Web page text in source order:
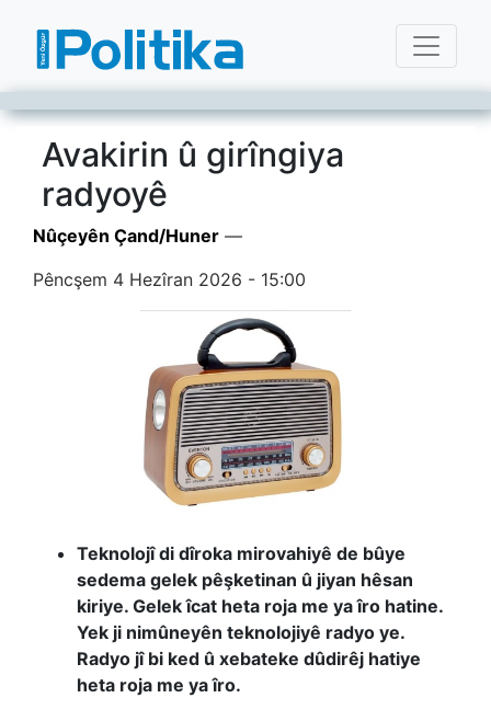
Avakirin û girîngiya
radyoyê
Nûçeyên Çand/Huner —
Pêncşem 4 Hezîran 2026 - 15:00
Teknolojî di dîroka mirovahiyê de bûye
sedema gelek pêşketinan û jiyan hêsan
kiriye. Gelek îcat heta roja me ya îro hatine.
Yek ji nimûneyên teknolojiyê radyo ye.
Radyo jî bi ked û xebateke dûdirêj hatiye
heta roja me ya îro.